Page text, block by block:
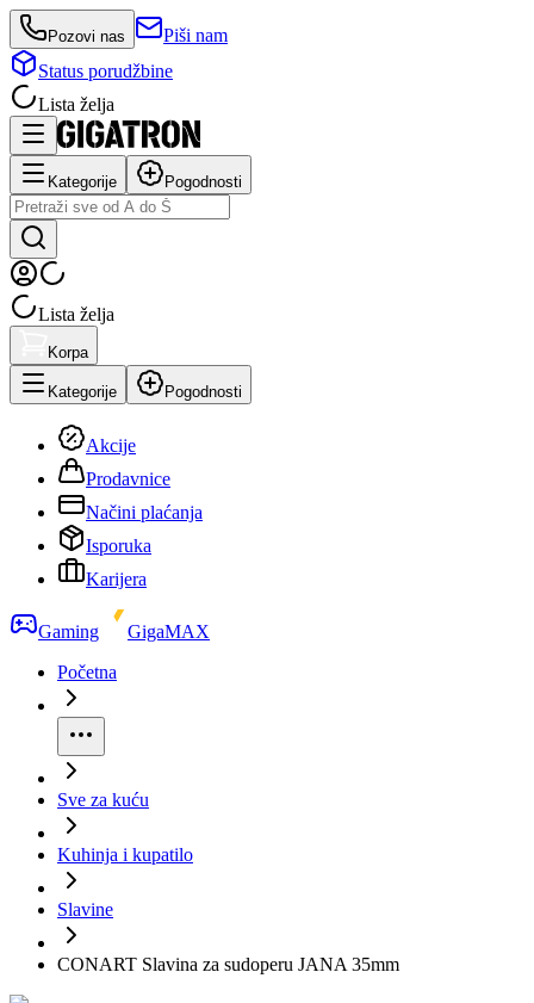
Pozovi nas
Piši nam
Status porudžbine
Lista želja
Kategorije Pogodnosti
Lista želja
Korpa
Kategorije Pogodnosti
Akcije
Prodavnice
Načini plaćanja
Isporuka
Karijera
Gaming
GigaMAX
Početna
Sve za kuću
Kuhinja i kupatilo
Slavine
CONART Slavina za sudoperu JANA 35mm